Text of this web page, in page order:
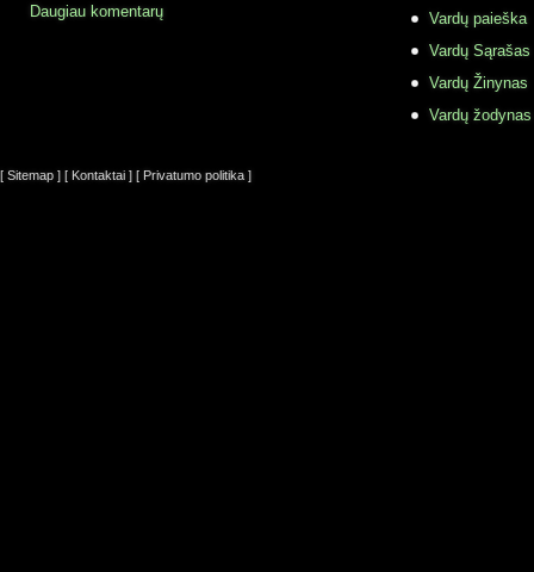
Daugiau komentarų
Vardų paieška
Vardų Sąrašas
Vardų Žinynas
Vardų
[ Sitemap ] [ Kontaktai ] [ Privatumo politika ]